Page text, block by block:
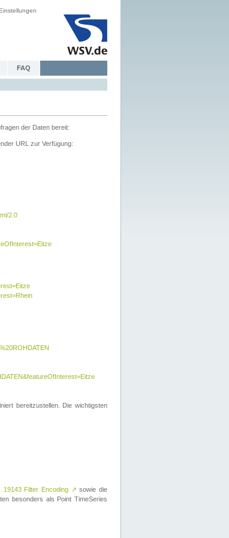
FAQ
der Daten bereit:
URL zur Verfügung:
2.0
bereitzustellen. Die wichtigsten
Filter Encoding ↗ sowie die
besonders als Point TimeSeries